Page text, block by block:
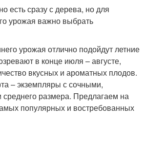
есть сразу с дерева, но для
урожая важно выбрать
урожая отлично подойдут летние
в конце июля – августе,
вкусных и ароматных плодов.
– экземпляры с сочными,
размера. Предлагаем на
популярных и востребованных